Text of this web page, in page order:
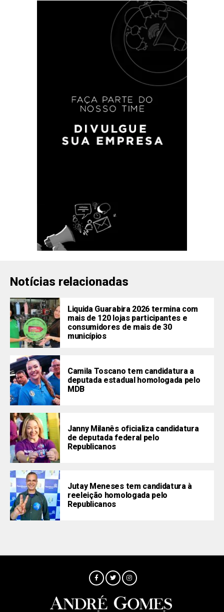
Notícias relacionadas
Liquida Guarabira 2026 termina com
mais de 120 lojas participantes e
consumidores de mais de 30
municípios
Camila Toscano tem candidatura a
deputada estadual homologada pelo
MDB
Janny Milanês oficializa candidatura
de deputada federal pelo
Republicanos
Jutay Meneses tem candidatura à
reeleição homologada pelo
Republicanos